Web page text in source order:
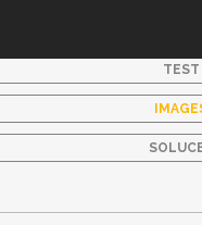
TEST